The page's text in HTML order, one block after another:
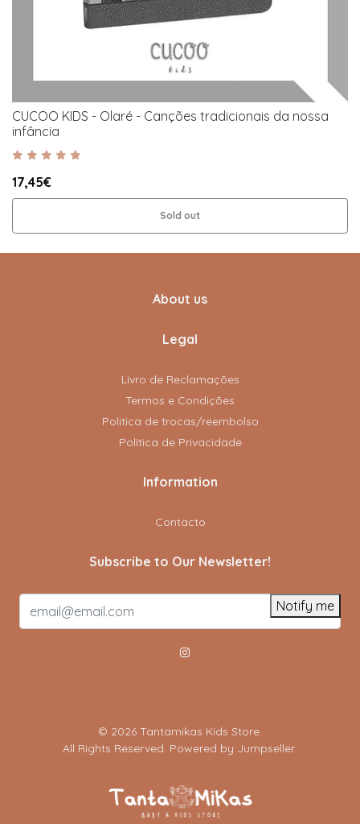
CUCOO KIDS - Olaré - Canções tradicionais da nossa
infância
17,45€
Sold out
About us
Legal
Livro de Reclamações
Termos e Condições
Politica de trocas/reembolso
Política de Privacidade
Information
Contacto
Subscribe to Our Newsletter!
Notify me
© 2026 Tantamikas Kids Store.
All Rights Reserved. Powered by Jumpseller.